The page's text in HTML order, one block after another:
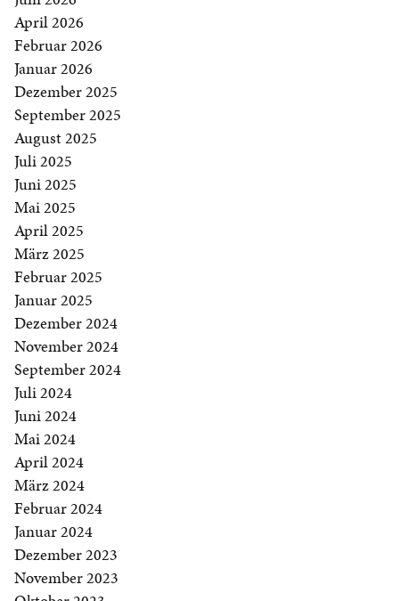
April 2026
Februar 2026
Januar 2026
Dezember 2025
September 2025
August 2025
Juli 2025
Juni 2025
Mai 2025
April 2025
März 2025
Februar 2025
Januar 2025
Dezember 2024
November 2024
September 2024
Juli 2024
Juni 2024
Mai 2024
April 2024
März 2024
Februar 2024
Januar 2024
Dezember 2023
November 2023